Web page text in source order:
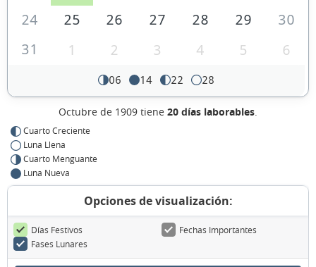
24
25 26 27 28 29
30
31
1 2 3 4 5 6
06 14 22 28
Octubre de 1909 tiene 20 días laborables.
Cuarto Creciente
Luna Llena
Cuarto Menguante
Luna Nueva
Opciones de visualización:
Días Festivos
Fechas Importantes
Fases Lunares